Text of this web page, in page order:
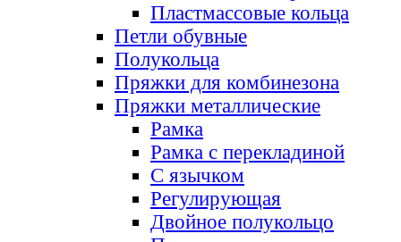
Пластмассовые кольца
Петли обувные
Полукольца
Пряжки для комбинезона
Пряжки металлические
Рамка
Рамка с перекладиной
С язычком
Регулирующая
Двойное полукольцо